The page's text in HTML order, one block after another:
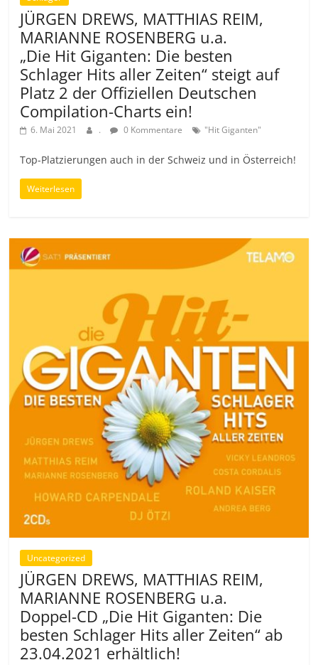
JÜRGEN DREWS, MATTHIAS REIM,
MARIANNE ROSENBERG u.a.
„Die Hit Giganten: Die besten
Schlager Hits aller Zeiten“ steigt auf
Platz 2 der Offiziellen Deutschen
Compilation-Charts ein!
6. Mai 2021 . 0 Kommentare "Hit Giganten"
Top-Platzierungen auch in der Schweiz und in Österreich!
Weiterlesen
Uncategorized
JÜRGEN DREWS, MATTHIAS REIM,
MARIANNE ROSENBERG u.a.
Doppel-CD „Die Hit Giganten: Die
besten Schlager Hits aller Zeiten“ ab
23.04.2021 erhältlich!